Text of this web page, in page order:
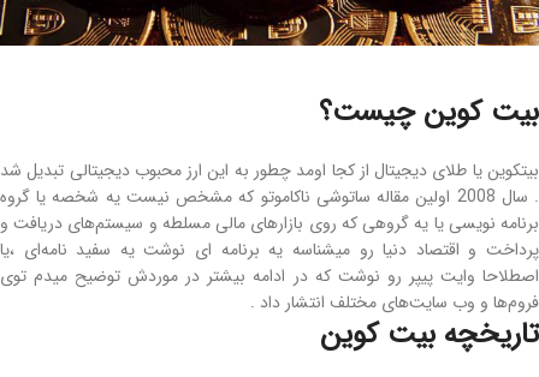
بیت کوین چیست؟
بیتکوین یا طلای دیجیتال از کجا اومد چطور به این ارز محبوب دیجیتالی تبدیل شد
. سال 2008 اولین مقاله ساتوشی ناکاموتو که مشخص نیست یه شخصه یا گروه
برنامه نویسی یا یه گروهی که روی بازارهای مالی مسلطه و سیستم‌های دریافت و
پرداخت و اقتصاد دنیا رو میشناسه یه برنامه ای نوشت یه سفید نامه‌ای ،یا
اصطلاحا وایت پیپر رو نوشت که در ادامه بیشتر در موردش توضیح میدم توی
فروم‌ها و وب سایت‌های مختلف انتشار داد .
تاریخچه بیت کوین